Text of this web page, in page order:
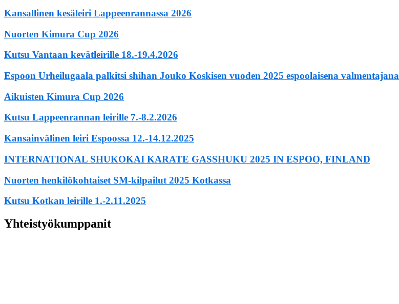
Kansallinen kesäleiri Lappeenrannassa 2026
Nuorten Kimura Cup 2026
Kutsu Vantaan kevätleirille 18.-19.4.2026
Espoon Urheilugaala palkitsi shihan Jouko Koskisen vuoden 2025 espoolaisena valmentajana
Aikuisten Kimura Cup 2026
Kutsu Lappeenrannan leirille 7.-8.2.2026
Kansainvälinen leiri Espoossa 12.-14.12.2025
INTERNATIONAL SHUKOKAI KARATE GASSHUKU 2025 IN ESPOO, FINLAND
Nuorten henkilökohtaiset SM-kilpailut 2025 Kotkassa
Kutsu Kotkan leirille 1.-2.11.2025
Yhteistyökumppanit